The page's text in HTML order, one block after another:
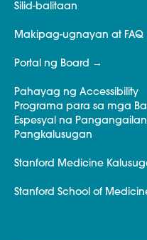
Silid-balitaan
Makipag-ugnayan at FAQ
Portal ng Board
Pahayag ng Accessibility
Programa para sa mga
Espesyal na
Pangkalusugan
Stanford Medicine
Stanford School of